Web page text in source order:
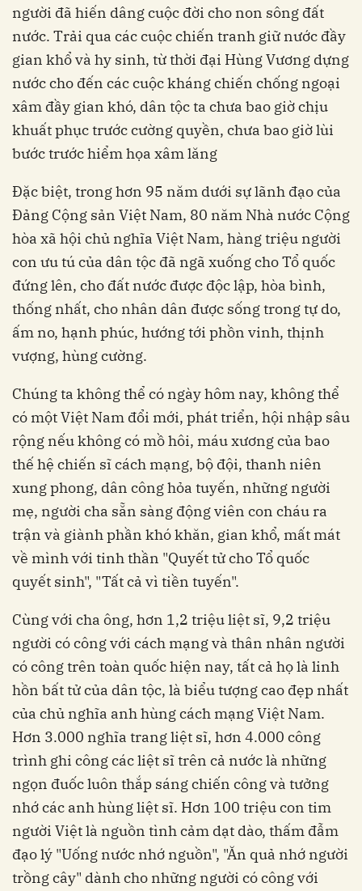
người đã hiến dâng cuộc đời cho non sông đất
nước. Trải qua các cuộc chiến tranh giữ nước đầy
gian khổ và hy sinh, từ thời đại Hùng Vương dựng
nước cho đến các cuộc kháng chiến chống ngoại
xâm đầy gian khó, dân tộc ta chưa bao giờ chịu
khuất phục trước cường quyền, chưa bao giờ lùi
bước trước hiểm họa xâm lăng
Đặc biệt, trong hơn 95 năm dưới sự lãnh đạo của
Đảng Cộng sản Việt Nam, 80 năm Nhà nước Cộng
hòa xã hội chủ nghĩa Việt Nam, hàng triệu người
con ưu tú của dân tộc đã ngã xuống cho Tổ quốc
đứng lên, cho đất nước được độc lập, hòa bình,
thống nhất, cho nhân dân được sống trong tự do,
ấm no, hạnh phúc, hướng tới phồn vinh, thịnh
vượng, hùng cường.
Chúng ta không thể có ngày hôm nay, không thể
có một Việt Nam đổi mới, phát triển, hội nhập sâu
rộng nếu không có mồ hôi, máu xương của bao
thế hệ chiến sĩ cách mạng, bộ đội, thanh niên
xung phong, dân công hỏa tuyến, những người
mẹ, người cha sẵn sàng động viên con cháu ra
trận và giành phần khó khăn, gian khổ, mất mát
về mình với tinh thần "Quyết tử cho Tổ quốc
quyết sinh", "Tất cả vì tiền tuyến".
Cùng với cha ông, hơn 1,2 triệu liệt sĩ, 9,2 triệu
người có công với cách mạng và thân nhân người
có công trên toàn quốc hiện nay, tất cả họ là linh
hồn bất tử của dân tộc, là biểu tượng cao đẹp nhất
của chủ nghĩa anh hùng cách mạng Việt Nam.
Hơn 3.000 nghĩa trang liệt sĩ, hơn 4.000 công
trình ghi công các liệt sĩ trên cả nước là những
ngọn đuốc luôn thắp sáng chiến công và tưởng
nhớ các anh hùng liệt sĩ. Hơn 100 triệu con tim
người Việt là nguồn tình cảm dạt dào, thấm đẫm
đạo lý "Uống nước nhớ nguồn", "Ăn quả nhớ người
trồng cây" dành cho những người có công với